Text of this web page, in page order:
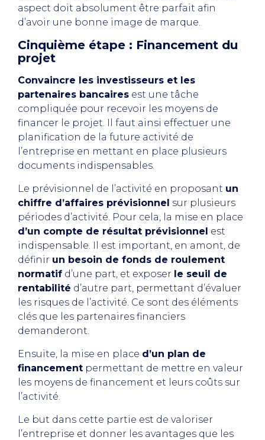
aspect doit absolument être parfait afin
d’avoir une bonne image de marque.
Cinquième étape : Financement du
projet
Convaincre les investisseurs et les
partenaires bancaires est une tâche
compliquée pour recevoir les moyens de
financer le projet. Il faut ainsi effectuer une
planification de la future activité de
l’entreprise en mettant en place plusieurs
documents indispensables.
Le prévisionnel de l’activité en proposant un
chiffre d’affaires prévisionnel sur plusieurs
périodes d’activité. Pour cela, la mise en place
d’un compte de résultat prévisionnel est
indispensable. Il est important, en amont, de
définir un besoin de fonds de roulement
normatif d’une part, et exposer le seuil de
rentabilité d’autre part, permettant d’évaluer
les risques de l’activité. Ce sont des éléments
clés que les partenaires financiers
demanderont.
Ensuite, la mise en place d’un plan de
financement permettant de mettre en valeur
les moyens de financement et leurs coûts sur
l’activité.
Le but dans cette partie est de valoriser
l’entreprise et donner les avantages que les